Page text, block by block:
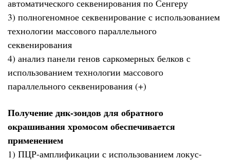
автоматического секвенирования по Сенгеру
3) полногеномное секвенирование с использованием
технологии массового параллельного
секвенирования
4) анализ панели генов саркомерных белков с
использованием технологии массового
параллельного секвенирования (+)
Получение днк-зондов для обратного
окрашивания хромосом обеспечивается
применением
1) ПЦР-амплификации с использованием локус-